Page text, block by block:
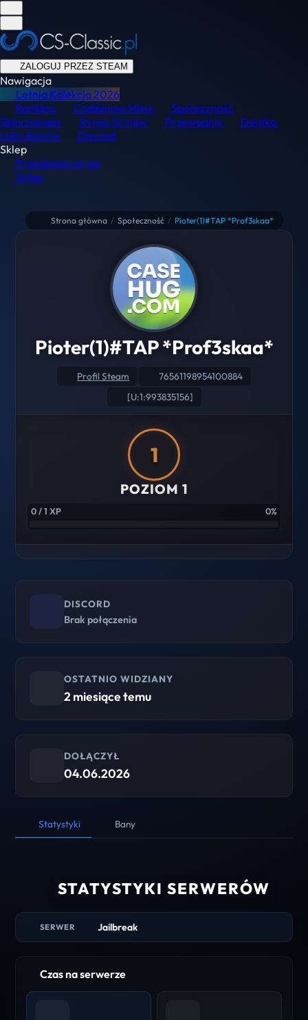
ZALOGUJ PRZEZ STEAM
Nawigacja
Letnia Kolekcja2026
Ranking
Codzienne Misje
Społeczność
Skinchanger
Rynek Skinów Przewodnik
Demka
Lista Banów
Discord
Sklep
Przeglądaj usługi
Sklep
Strona główna / Społeczność / Pioter(1)#TAP *Prof3skaa*
Pioter(1)#TAP *Prof3skaa*
Profil Steam
76561198954100884
[U:1:993835156]
1
POZIOM 1
0 / 1 XP 0%
DISCORD
Brak połączenia
OSTATNIO WIDZIANY
2 miesiące temu
DOŁĄCZYŁ
04.06.2026
Statystyki Bany
STATYSTYKI SERWERÓW
SERWER Jailbreak
Czas na serwerze